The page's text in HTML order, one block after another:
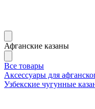
Афганские казаны
Все товары
Аксессуары для
Узбекские чугунные